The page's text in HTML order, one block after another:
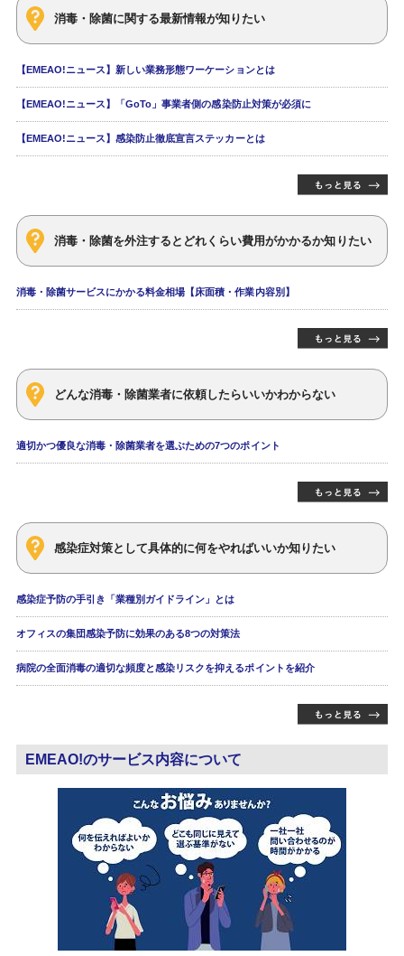
消毒・除菌に関する最新情報が知りたい
【EMEAO!ニュース】新しい業務形態ワーケーションとは
【EMEAO!ニュース】「GoTo」事業者側の感染防止対策が必須に
【EMEAO!ニュース】感染防止徹底宣言ステッカーとは
消毒・除菌を外注するとどれくらい費用がかかるか知りたい
消毒・除菌サービスにかかる料金相場【床面積・作業内容別】
どんな消毒・除菌業者に依頼したらいいかわからない
適切かつ優良な消毒・除菌業者を選ぶための7つのポイント
感染症対策として具体的に何をやればいいか知りたい
感染症予防の手引き「業種別ガイドライン」とは
オフィスの集団感染予防に効果のある8つの対策法
病院の全面消毒の適切な頻度と感染リスクを抑えるポイントを紹介
EMEAO!のサービス内容について